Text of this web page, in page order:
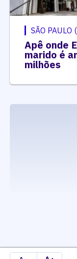
SÃO PAULO
Apê onde
marido é
milhões